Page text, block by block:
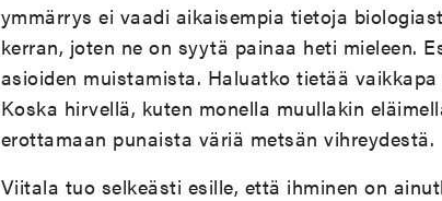
ymmärrys ei vaadi aikaisempia tietoja
kerran, joten ne on syytä painaa heti mieleen.
asioiden muistamista. Haluatko tietää
Koska hirvellä, kuten monella muullakin
erottamaan punaista väriä metsän vihreydestä.
Viitala tuo selkeästi esille, että ihminen on